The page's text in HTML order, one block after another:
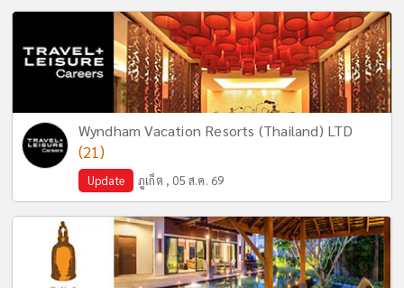
Wyndham Vacation Resorts (Thailand) LTD
(21)
Update ภูเก็ต , 05 ส.ค. 69